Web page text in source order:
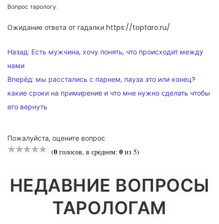
Вопрос тарологу:
Ожидание ответа от гадалки https://toptaro.ru/
НАВИГАЦИЯ
ПО
ЗАПИСЯМ
Назад: Есть мужчина, хочу понять, что происходит между
нами
Вперёд: мы расстались с парнем, пауза это или конец?
какие сроки на примирение и что мне нужно сделать чтобы
его вернуть
Пожалуйста, оцените вопрос
(0 голосов, в среднем: 0 из 5)
НЕДАВНИЕ ВОПРОСЫ
ТАРОЛОГАМ